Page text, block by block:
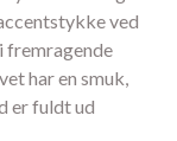
ved
fremragende
har en smuk,
er fuldt ud